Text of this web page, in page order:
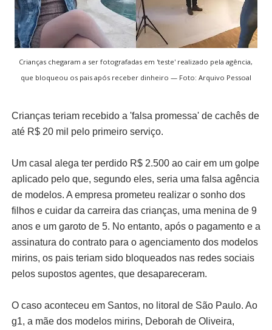
Crianças chegaram a ser fotografadas em 'teste' realizado pela agência,
que bloqueou os pais após receber dinheiro — Foto: Arquivo Pessoal
Crianças teriam recebido a 'falsa promessa' de cachês de
até R$ 20 mil pelo primeiro serviço.
Um casal alega ter perdido R$ 2.500 ao cair em um golpe
aplicado pelo que, segundo eles, seria uma falsa agência
de modelos. A empresa prometeu realizar o sonho dos
filhos e cuidar da carreira das crianças, uma menina de 9
anos e um garoto de 5. No entanto, após o pagamento e a
assinatura do contrato para o agenciamento dos modelos
mirins, os pais teriam sido bloqueados nas redes sociais
pelos supostos agentes, que desapareceram.
O caso aconteceu em Santos, no litoral de São Paulo. Ao
g1, a mãe dos modelos mirins, Deborah de Oliveira,